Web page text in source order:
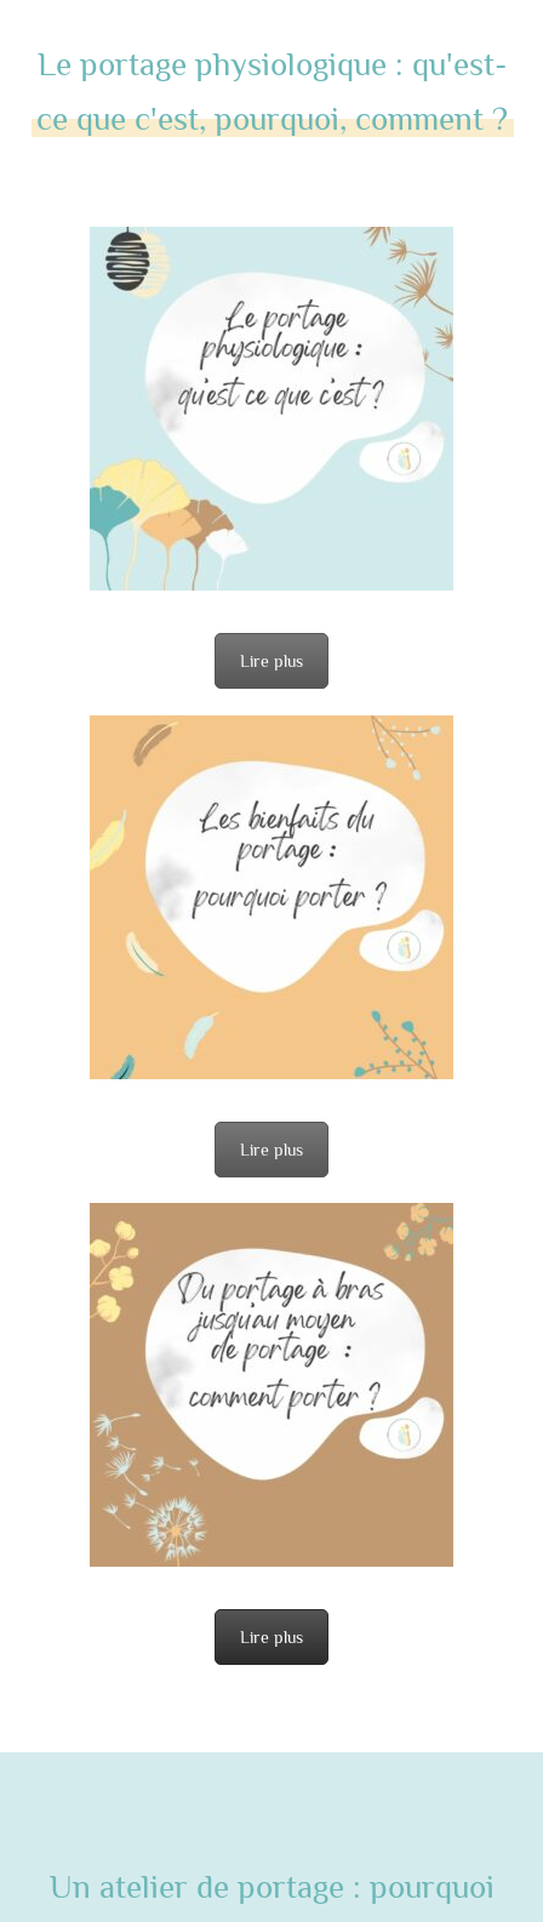
Le portage physiologique : qu'est-
ce que c'est, pourquoi, comment ?
Lire plus
Lire plus
Lire plus
Un atelier de portage : pourquoi